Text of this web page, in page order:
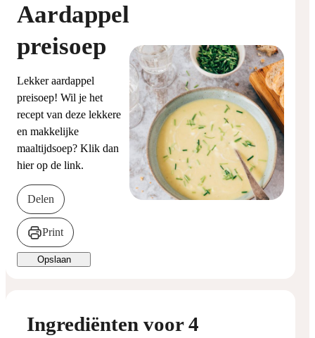
Aardappel
preisoep
Lekker aardappel
preisoep! Wil je het
recept van deze lekkere
en makkelijke
maaltijdsoep? Klik dan
hier op de link.
Delen
Print
Opslaan
Ingrediënten voor 4